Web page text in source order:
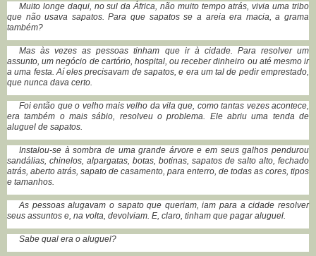
Muito longe daqui, no sul da África, não muito tempo atrás, vivia uma tribo
que não usava sapatos. Para que sapatos se a areia era macia, a grama
também?
Mas às vezes as pessoas tinham que ir à cidade. Para resolver um
assunto, um negócio de cartório, hospital, ou receber dinheiro ou até mesmo ir
a uma festa. Aí eles precisavam de sapatos, e era um tal de pedir emprestado,
que nunca dava certo.
Foi então que o velho mais velho da vila que, como tantas vezes acontece,
era também o mais sábio, resolveu o problema. Ele abriu uma tenda de
aluguel de sapatos.
Instalou-se à sombra de uma grande árvore e em seus galhos pendurou
sandálias, chinelos, alpargatas, botas, botinas, sapatos de salto alto, fechado
atrás, aberto atrás, sapato de casamento, para enterro, de todas as cores, tipos
e tamanhos.
As pessoas alugavam o sapato que queriam, iam para a cidade resolver
seus assuntos e, na volta, devolviam. E, claro, tinham que pagar aluguel.
Sabe qual era o aluguel?